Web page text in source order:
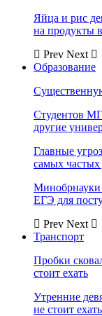
Яйца и рис
на продукты
Prev Next
Образование
Студентов
другие
Главные
самых частых
ЕГЭ для
Prev Next
Транспорт
Пробки
стоит ехать
Утренние
не стоит ехать